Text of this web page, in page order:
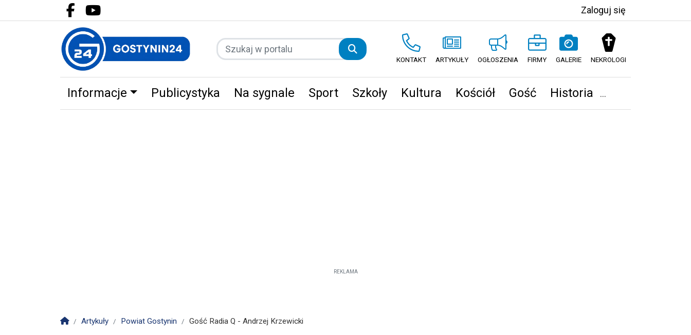
Facebook.com
Youtube.com Zaloguj się
KONTAKT ARTYKUŁY OGŁOSZENIA FIRMY GALERIE NEKROLOGI
Informacje Publicystyka Na sygnale Sport Szkoły Kultura Kościół Gość Historia
REKLAMA
Strona główna
Artykuły Powiat Gostynin Gość Radia Q - Andrzej Krzewicki